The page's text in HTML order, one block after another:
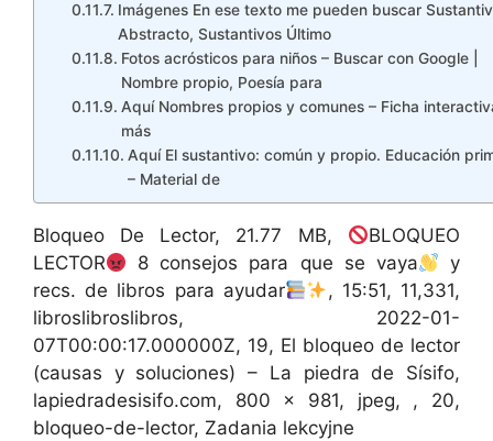
Imágenes En ese texto me pueden buscar
Abstracto, Sustantivos Último
Fotos acrósticos para niños – Buscar con Google |
Nombre propio, Poesía para
Aquí Nombres propios y comunes – Ficha
más
Aquí El sustantivo: común y propio. Educación
– Material de
Bloqueo De Lector, 21.77 MB,
BLOQUEO
LECTOR
8 consejos para que se vaya
y
recs. de libros para ayudar
, 15:51, 11,331,
libroslibroslibros, 2022-01-
07T00:00:17.000000Z, 19, El bloqueo de lector
(causas y soluciones) – La piedra de Sísifo,
lapiedradesisifo.com, 800 x 981, jpeg, , 20,
bloqueo-de-lector, Zadania lekcyjne